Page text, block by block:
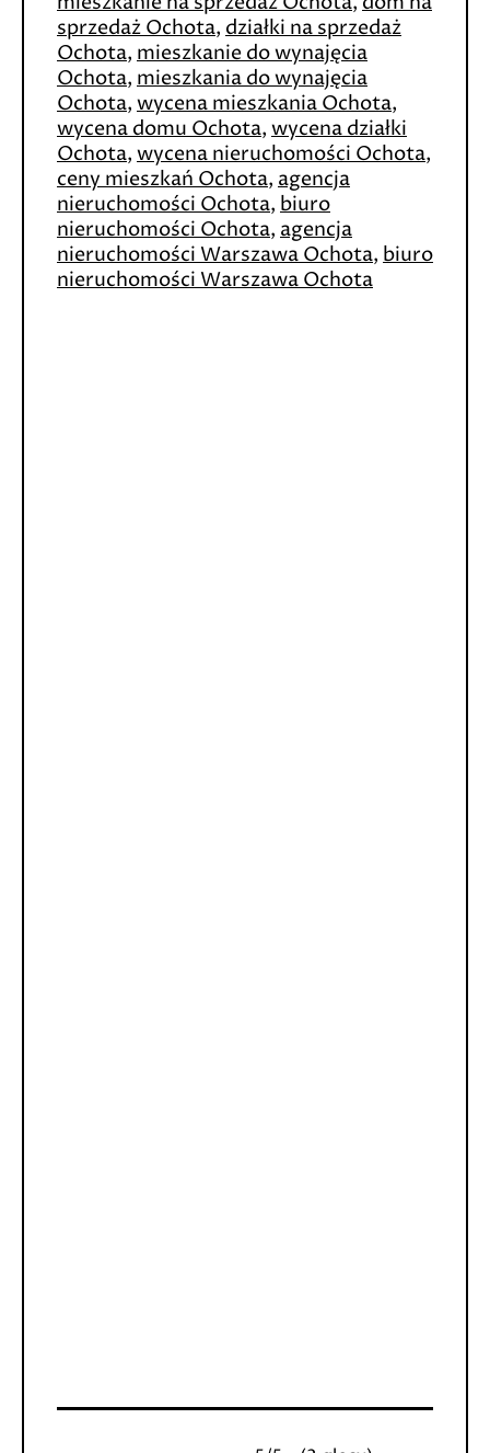
sprzedaż Ochota, działki na sprzedaż
Ochota, mieszkanie do wynajęcia
Ochota, mieszkania do wynajęcia
Ochota, wycena mieszkania Ochota,
wycena domu Ochota, wycena działki
Ochota, wycena nieruchomości Ochota,
ceny mieszkań Ochota, agencja
nieruchomości Ochota, biuro
nieruchomości Ochota, agencja
nieruchomości Warszawa Ochota, biuro
nieruchomości Warszawa Ochota